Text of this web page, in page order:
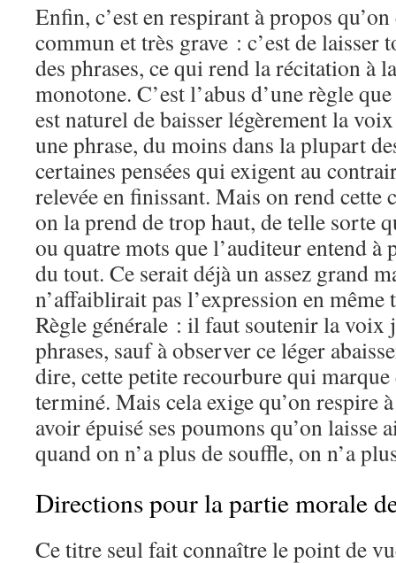
Enfin, c’est en respirant à propos
commun et très grave : c’est de laisser
des phrases, ce qui rend la récitation à
monotone. C’est l’abus d’une règle
est naturel de baisser légèrement la
une phrase, du moins dans la plupart
certaines pensées qui exigent au
relevée en finissant. Mais on rend cette
on la prend de trop haut, de telle sorte
ou quatre mots que l’auditeur entend à
du tout. Ce serait déjà un assez grand
n’affaiblirait pas l’expression en
Règle générale : il faut soutenir la voix
phrases, sauf à observer ce léger
dire, cette petite recourbure qui marque
terminé. Mais cela exige qu’on respire
avoir épuisé ses poumons qu’on laisse
quand on n’a plus de souffle, on n’a
Directions pour la partie morale
Ce titre seul fait connaître le point de